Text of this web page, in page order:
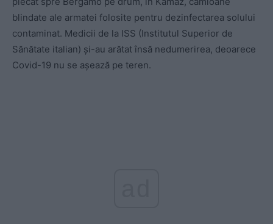
blindate ale armatei folosite pentru dezinfectarea solului
contaminat. Medicii de la ISS (Institutul Superior de
Sănătate italian) și-au arătat însă nedumerirea, deoarece
Covid-19 nu se așează pe teren.